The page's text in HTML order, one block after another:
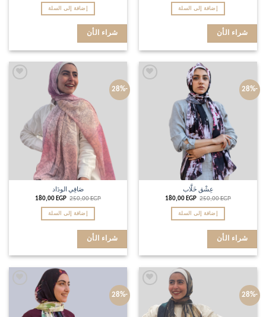
إضافة إلى السلة
شراء الأن
إضافة إلى السلة
شراء الأن
-28%
عِشْق خَلَّاب
250,00EGP
180,00 EGP
إضافة إلى السلة
شراء الأن
-28%
صَافِي الودَاد
250,00EGP
180,00 EGP
إضافة إلى السلة
شراء الأن
-28%
-28%